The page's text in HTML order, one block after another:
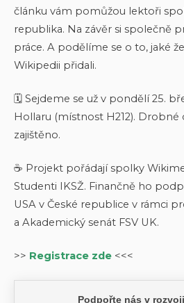
článku vám pomůžou lektoři
republika. Na závěr si společně
práce. A podělíme se o to, jaké
Wikipedii přidali.
🗓 Sejdeme se už v pondělí 25.
Hollaru (místnost H212).
zajištěno.
☕ Projekt pořádají spolky
Studenti IKSŽ. Finančně ho
USA v České republice v rámci
a Akademický senát FSV UK.
>> Registrace zde <<<